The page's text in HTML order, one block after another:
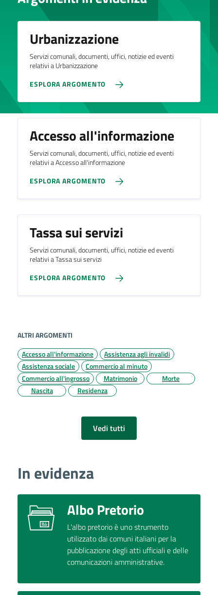
Urbanizzazione
Servizi comunali, documenti, uffici, notizie ed eventi
relativi a Urbanizzazione
ESPLORA ARGOMENTO
Accesso all'informazione
Servizi comunali, documenti, uffici, notizie ed eventi
relativi a Accesso all'informazione
ESPLORA ARGOMENTO
Tassa sui servizi
Servizi comunali, documenti, uffici, notizie ed eventi
relativi a Tassa sui servizi
ESPLORA ARGOMENTO
ALTRI ARGOMENTI
Accesso all'informazione
Assistenza agli invalidi
Assistenza sociale
Commercio al minuto
Commercio all'ingrosso
Matrimonio
Morte
Nascita
Residenza
Vedi tutti
In evidenza
Albo Pretorio
L'albo pretorio è uno strumento
utilizzato dai comuni italiani per la
pubblicazione degli atti ufficiali e delle
comunicazioni amministrative.